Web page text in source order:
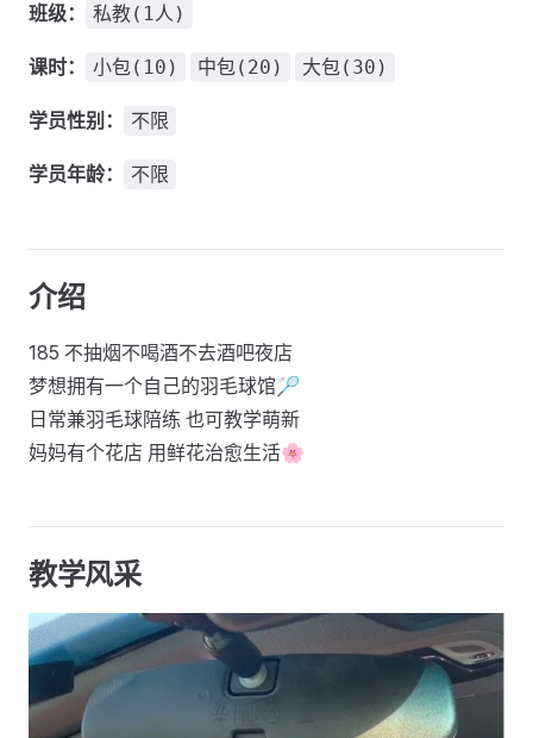
班级： 私教(1人)
课时： 小包(10) 中包(20) 大包(30)
学员性别： 不限
学员年龄： 不限
介绍
185 不抽烟不喝酒不去酒吧夜店
梦想拥有一个自己的羽毛球馆🏸
日常兼羽毛球陪练 也可教学萌新
妈妈有个花店 用鲜花治愈生活🌸
教学风采